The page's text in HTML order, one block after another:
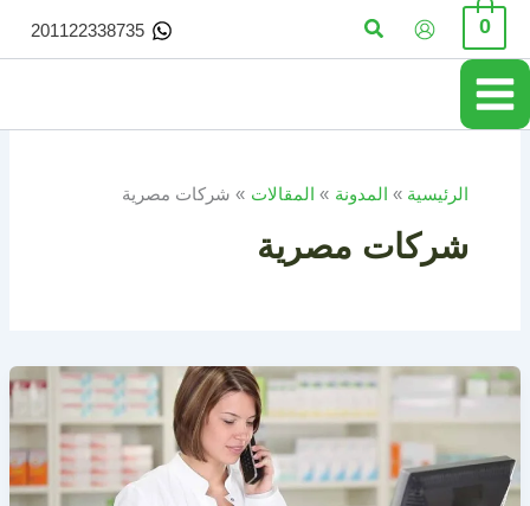
تخطي
المحتوى
0 البحث 201122338735
الرئيسية المدونة المقالات شركات مصرية
شركات مصرية